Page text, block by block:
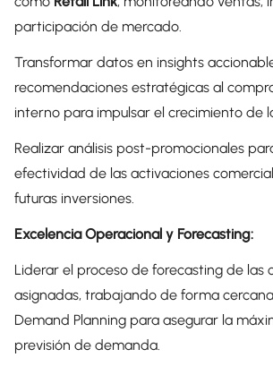
participación de mercado.
Transformar datos en insights
recomendaciones estratégicas al
interno para impulsar el crecimiento de
Realizar análisis post-promocionales
efectividad de las activaciones
futuras inversiones.
Excelencia Operacional y Forecasting:
Liderar el proceso de forecasting de las
asignadas, trabajando de forma
Demand Planning para asegurar la
previsión de demanda.